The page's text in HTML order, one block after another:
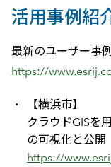
活用事例紹
最新のユーザー事
https://
【横浜市】
クラウドGISを
の可視化と公開
https://